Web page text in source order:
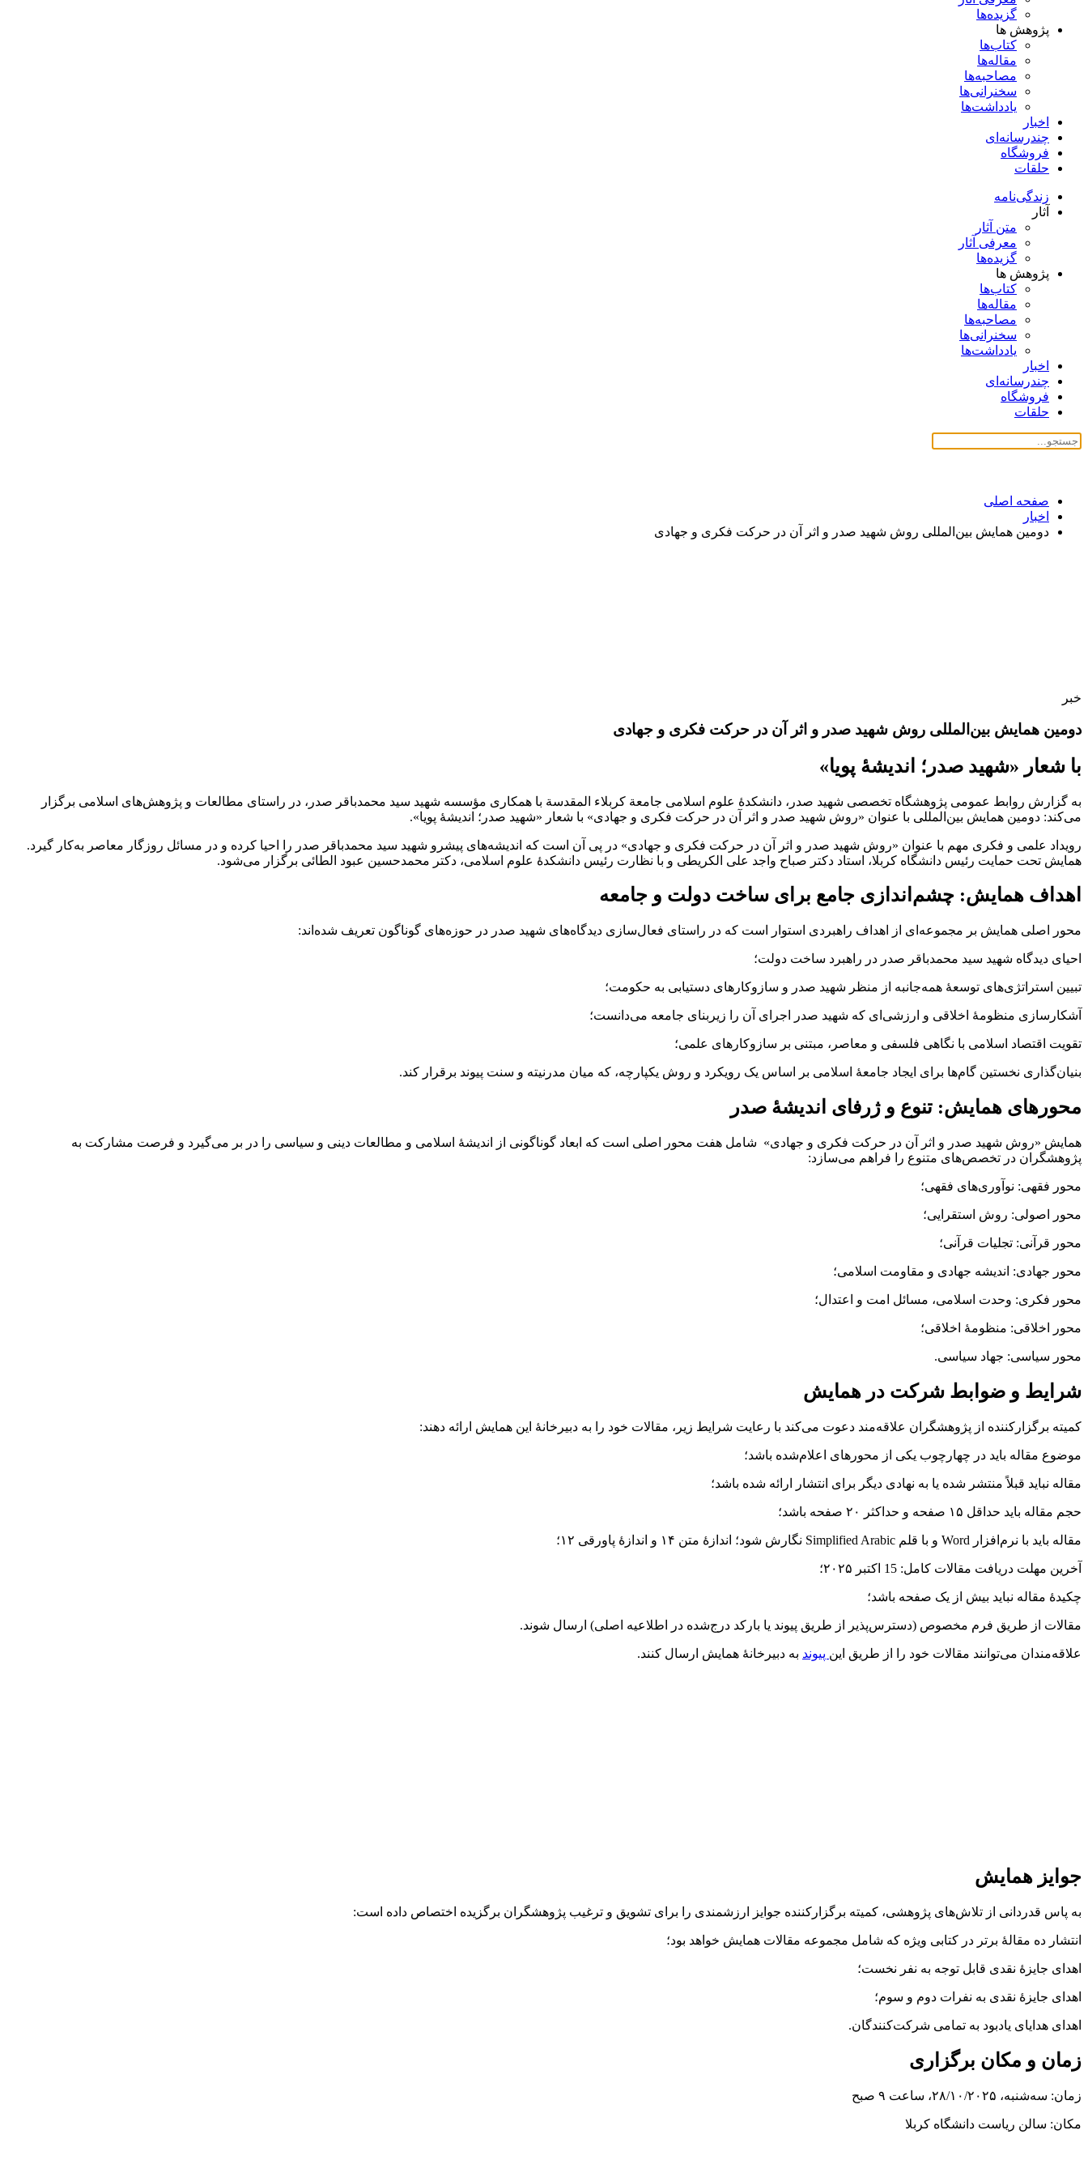
گزیده‌ها
پژوهش ها
کتاب‌ها
مقاله‌ها
مصاحبه‌ها
سخنرانی‌ها
یادداشت‌ها
اخبار
چندرسانه‌ای
فروشگاه
حلقات
زندگی‌نامه
آثار
متن آثار
معرفی آثار
گزیده‌ها
پژوهش ها
کتاب‌ها
مقاله‌ها
مصاحبه‌ها
سخنرانی‌ها
یادداشت‌ها
اخبار
چندرسانه‌ای
فروشگاه
حلقات
صفحه اصلی
اخبار
دومین همایش بین‌المللی روش شهید صدر و اثر آن در حرکت فکری و جهادی
خبر
دومین همایش بین‌المللی روش شهید صدر و اثر آن در حرکت فکری و جهادی
با شعار «شهید صدر؛ اندیشۀ پویا»
به گزارش روابط عمومی پژوهشگاه تخصصی شهید صدر، دانشکدۀ علوم اسلامی جامعة كربلاء المقدسة با همکاری مؤسسه شهید سید محمدباقر صدر، در راستای مطالعات و پژوهش‌های اسلامی برگزار
می‌کند: دومین همایش بین‌المللی با عنوان «روش شهید صدر و اثر آن در حرکت فکری و جهادی» با شعار «شهید صدر؛ اندیشۀ پویا».
رویداد علمی و فکری مهم با عنوان «روش شهید صدر و اثر آن در حرکت فکری و جهادی» در پی آن است که اندیشه‌های پیشرو شهید سید محمدباقر صدر را احیا کرده و در مسائل روزگار معاصر به‌کار گیرد.
همایش تحت حمایت رئیس دانشگاه کربلا، استاد دکتر صباح واجد علی الکریطی و با نظارت رئیس دانشکدۀ علوم اسلامی، دکتر محمدحسین عبود الطائی برگزار می‌شود.
اهداف همایش: چشم‌اندازی جامع برای ساخت دولت و جامعه
محور اصلی همایش بر مجموعه‌ای از اهداف راهبردی استوار است که در راستای فعال‌سازی دیدگاه‌های شهید صدر در حوزه‌های گوناگون تعریف شده‌اند:
احیای دیدگاه شهید سید محمدباقر صدر در راهبرد ساخت دولت؛
تبیین استراتژی‌های توسعۀ همه‌جانبه از منظر شهید صدر و سازوکارهای دستیابی به حکومت؛
آشکارسازی منظومۀ اخلاقی و ارزشی‌ای که شهید صدر اجرای آن را زیربنای جامعه می‌دانست؛
تقویت اقتصاد اسلامی با نگاهی فلسفی و معاصر، مبتنی بر سازوکارهای علمی؛
بنیان‌گذاری نخستین گام‌ها برای ایجاد جامعۀ اسلامی بر اساس یک رویکرد و روش یکپارچه، که میان مدرنیته و سنت پیوند برقرار کند.
محورهای همایش: تنوع و ژرفای اندیشۀ صدر
همایش «روش شهید صدر و اثر آن در حرکت فکری و جهادی» شامل هفت محور اصلی است که ابعاد گوناگونی از اندیشۀ اسلامی و مطالعات دینی و سیاسی را در بر می‌گیرد و فرصت مشارکت به
پژوهشگران در تخصص‌های متنوع را فراهم می‌سازد:
محور فقهی: نوآوری‌های فقهی؛
محور اصولی: روش استقرایی؛
محور قرآنی: تجلیات قرآنی؛
محور جهادی: اندیشه جهادی و مقاومت اسلامی؛
محور فکری: وحدت اسلامی، مسائل امت و اعتدال؛
محور اخلاقی: منظومۀ اخلاقی؛
محور سیاسی: جهاد سیاسی.
شرایط و ضوابط شرکت در همایش
کمیته برگزارکننده از پژوهشگران علاقه‌مند دعوت می‌کند با رعایت شرایط زیر، مقالات خود را به دبیرخانۀ این همایش ارائه دهند:
موضوع مقاله باید در چهارچوب یکی از محورهای اعلام‌شده باشد؛
مقاله نباید قبلاً منتشر شده یا به نهادی دیگر برای انتشار ارائه شده باشد؛
حجم مقاله باید حداقل ۱۵ صفحه و حداکثر ۲۰ صفحه باشد؛
مقاله باید با نرم‌افزار Word و با قلم Simplified Arabic نگارش شود؛ اندازۀ متن ۱۴ و اندازۀ پاورقی ۱۲؛
آخرین مهلت دریافت مقالات کامل: 15 اکتبر ۲۰۲۵؛
چکیدۀ مقاله نباید بیش از یک صفحه باشد؛
مقالات از طریق فرم مخصوص (دسترس‌پذیر از طریق پیوند یا بارکد درج‌شده در اطلاعیه اصلی) ارسال شوند.
علاقه‌مندان می‌توانند مقالات خود را از طریق این پیوند به دبیرخانۀ همایش ارسال کنند.
جوایز همایش
به پاس قدردانی از تلاش‌های پژوهشی، کمیته برگزارکننده جوایز ارزشمندی را برای تشویق و ترغیب پژوهشگران برگزیده اختصاص داده است:
انتشار ده مقالۀ برتر در کتابی ویژه که شامل مجموعه مقالات همایش خواهد بود؛
اهدای جایزۀ نقدی قابل توجه به نفر نخست؛
اهدای جایزۀ نقدی به نفرات دوم و سوم؛
اهدای هدایای یادبود به تمامی شرکت‌کنندگان.
زمان و مکان برگزاری
زمان: سه‌شنبه، ۲۸/۱۰/۲۰۲۵، ساعت ۹ صبح
مکان: سالن ریاست دانشگاه کربلا